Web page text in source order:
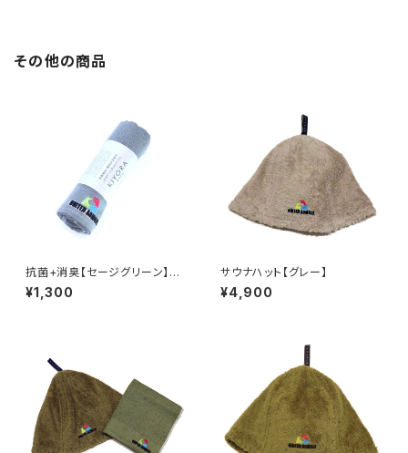
その他の商品
抗菌+消臭【セージグリーン】KI
YORA MOKUタオル
¥1,300
サウナハット【グレー】
¥4,900